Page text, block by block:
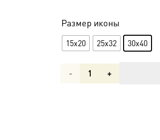
Размер иконы
15х20 25х32 30x40
Количество